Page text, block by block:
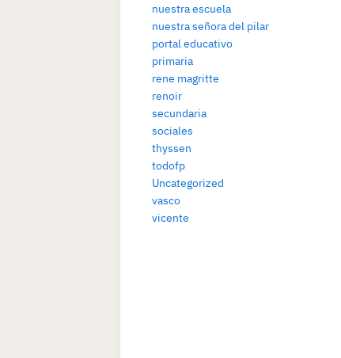
nuestra escuela
nuestra señora del pilar
portal educativo
primaria
rene magritte
renoir
secundaria
sociales
thyssen
todofp
Uncategorized
vasco
vicente